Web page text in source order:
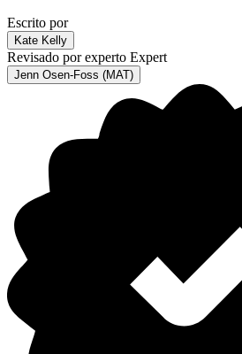
Escrito por
Kate Kelly
Revisado por experto Expert
Jenn Osen-Foss (MAT)